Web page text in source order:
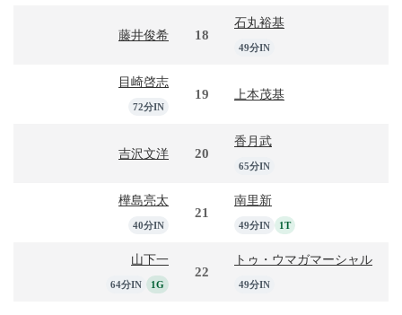
藤井俊希 18
石丸裕基
49分IN
目崎啓志
72分IN
19 上本茂基
吉沢文洋 20
香月武
65分IN
樺島亮太
40分IN
21
南里新
49分IN 1T
山下一
64分IN 1G
22
トゥ・ウマガマーシャル
49分IN